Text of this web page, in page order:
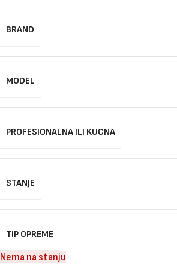
BRAND
MODEL
PROFESIONALNA ILI KUCNA
STANJE
TIP OPREME
Nema na stanju